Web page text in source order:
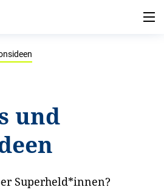
und
Superheld*innen?